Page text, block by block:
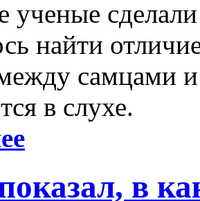
ученые
найти
самцами
в слухе.
в